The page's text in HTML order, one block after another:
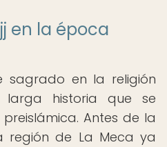
en la época
sagrado en la religión
larga historia que se
Antes de la
región de La Meca ya